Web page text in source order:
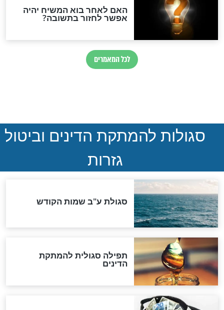
חדשות יהדות
הותר לפרסום: לוחמי מילואים
נהרגו בדרום לבנון
ההסכם החשאי של טראמפ
ואיראן: בלי שקיפות ועם הרבה
סימני שאלה
המסמך האבוד שנחשף
במרתפי מוסקבה: כתב היד
הנדיר של הרשב"ם התגלה
"מודה לקב"ה על כל השנים"